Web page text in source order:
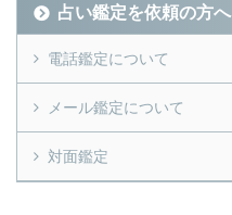
占い鑑定を依頼の方へ
電話鑑定について
メール鑑定について
対面鑑定